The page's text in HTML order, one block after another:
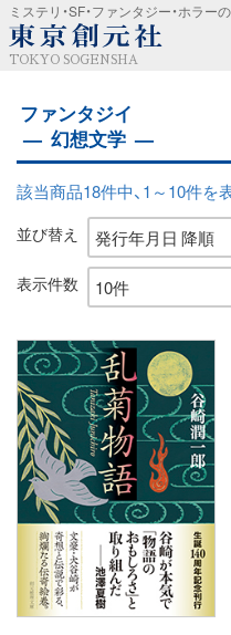
ミステリ・SF・ファンタジー・ホラー
TOKYO SOGENSHA
ファンタジイ
幻想文学
該当商品18件中、1～10件を
並び替え
表示件数